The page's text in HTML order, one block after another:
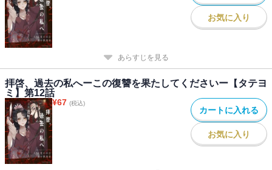
お気に入り
あらすじを見る
拝啓、過去の私へーこの復讐を果たしてくださいー【タテヨ
ミ】第12話
¥67 (税込)
カートに入れる
お気に入り